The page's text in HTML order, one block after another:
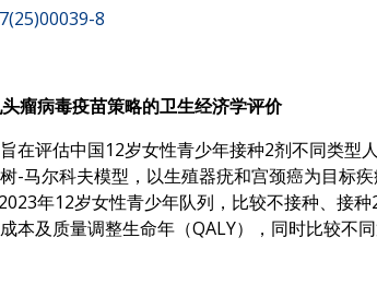
8
瘤病毒疫苗策略的卫生经济学评价
在评估中国12岁女性青少年接种2剂不同类
-马尔科夫模型，以生殖器疣和宫颈癌为目标
年12岁女性青少年队列，比较不接种、接
本及质量调整生命年（QALY），同时比较不